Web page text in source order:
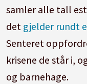
samler alle tall
det gjelder rundt
Senteret
krisene de står i,
og barnehage.